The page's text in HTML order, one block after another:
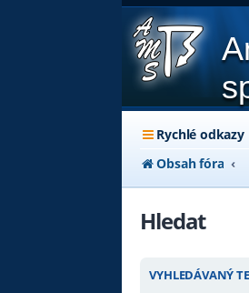
Rychlé odkazy
Obsah fóra
Hledat
VYHLEDÁVANÝ